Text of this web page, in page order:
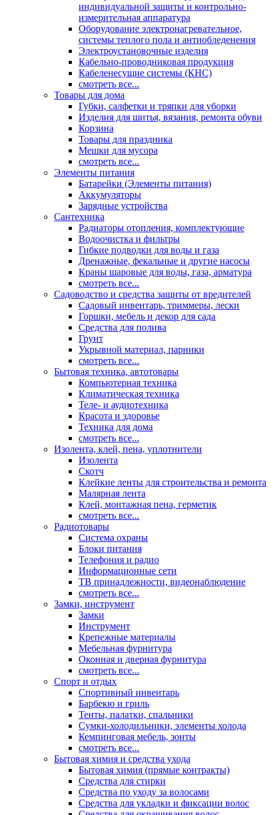
индивидуальной защиты и контрольно-
измерительная аппаратура
Оборудование электронагревательное,
системы теплого пола и антиобледенения
Электроустановочные изделия
Кабельно-проводниковая продукция
Кабеленесущие системы (КНС)
смотреть все...
Товары для дома
Губки, салфетки и тряпки для уборки
Изделия для шитья, вязания, ремонта обуви
Корзина
Товары для праздника
Мешки для мусора
смотреть все...
Элементы питания
Батарейки (Элементы питания)
Аккумуляторы
Зарядные устройства
Сантехника
Радиаторы отопления, комплектующие
Водоочистка и фильтры
Гибкие подводки для воды и газа
Дренажные, фекальные и другие насосы
Краны шаровые для воды, газа, арматура
смотреть все...
Садоводство и средства защиты от вредителей
Садовый инвентарь, триммеры, лески
Горшки, мебель и декор для сада
Средства для полива
Грунт
Укрывной материал, парники
смотреть все...
Бытовая техника, автотовары
Компьютерная техника
Климатическая техника
Теле- и аудиотехника
Красота и здоровье
Техника для дома
смотреть все...
Изолента, клей, пена, уплотнители
Изолента
Скотч
Клейкие ленты для строительства и ремонта
Малярная лента
Клей, монтажная пена, герметик
смотреть все...
Радиотовары
Система охраны
Блоки питания
Телефония и радио
Информационные сети
ТВ принадлежности, видеонаблюдение
смотреть все...
Замки, инструмент
Замки
Инструмент
Крепежные материалы
Мебельная фурнитура
Оконная и дверная фурнитура
смотреть все...
Спорт и отдых
Спортивный инвентарь
Барбекю и гриль
Тенты, палатки, спальники
Сумки-холодильники, элементы холода
Кемпинговая мебель, зонты
смотреть все...
Бытовая химия и средства ухода
Бытовая химия (прямые контракты)
Средства для стирки
Средства по уходу за волосами
Средства для укладки и фиксации волос